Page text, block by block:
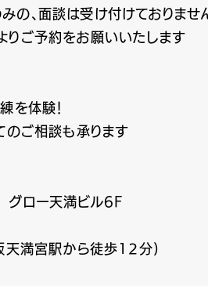
、面談は受け付けておりません
りご予約をお願いいたします
を体験！
のご相談も承ります
ロー天満ビル6F
天満宮駅から徒歩12分)